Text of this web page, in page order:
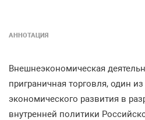
АННОТАЦИЯ
Внешнеэкономическая
приграничная торговля, один
экономического развития в
внутренней политики